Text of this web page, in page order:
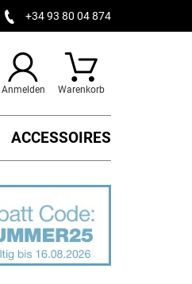
+34 93 80 04 874
Anmelden Warenkorb
ACCESSOIRES